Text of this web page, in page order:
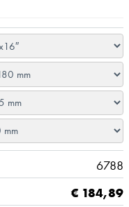
6788
€ 184,89